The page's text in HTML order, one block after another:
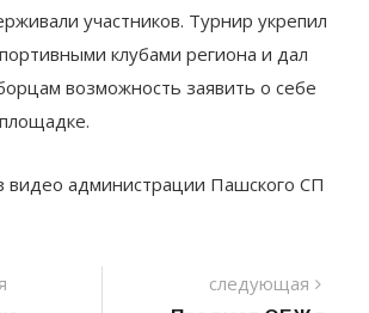
выносливость, а зрители
участников. Турнир укрепил
клубами региона и дал
возможность заявить о себе
видео администрации Пашского СП